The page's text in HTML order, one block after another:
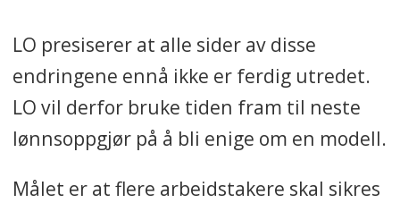
LO presiserer at alle sider av disse
endringene ennå ikke er ferdig utredet.
LO vil derfor bruke tiden fram til neste
lønnsoppgjør på å bli enige om en modell.
Målet er at flere arbeidstakere skal sikres